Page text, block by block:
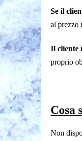
Se il
al prezzo
Il cliente
proprio
Cosa
Non